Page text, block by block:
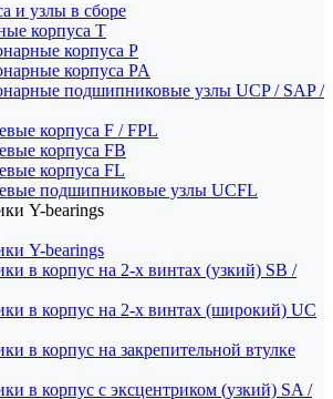
и узлы в сборе
корпуса T
корпуса P
корпуса PA
подшипниковые узлы UCP / SAP /
корпуса F / FPL
корпуса FB
корпуса FL
подшипниковые узлы UCFL
Y-bearings
Y-bearings
в корпус на 2-х винтах (узкий) SB /
в корпус на 2-х винтах (широкий) UC
в корпус на закрепительной втулке
в корпус с эксцентриком (узкий) SA /